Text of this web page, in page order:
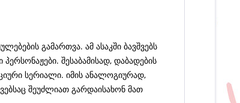
გამართვა. ამ ასაკში ბავშვებს
შესაბამისად, დაბადების
სერიალი. იმის ანალოგიურად,
შეუძლიათ გარდაისახონ მათ